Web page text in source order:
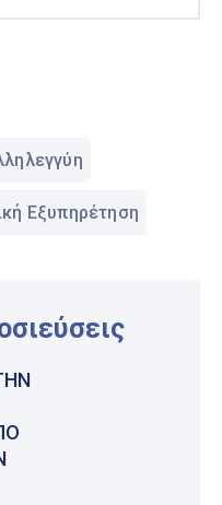
Εξυπηρέτηση